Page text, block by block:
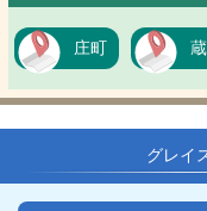
庄町
グレイ